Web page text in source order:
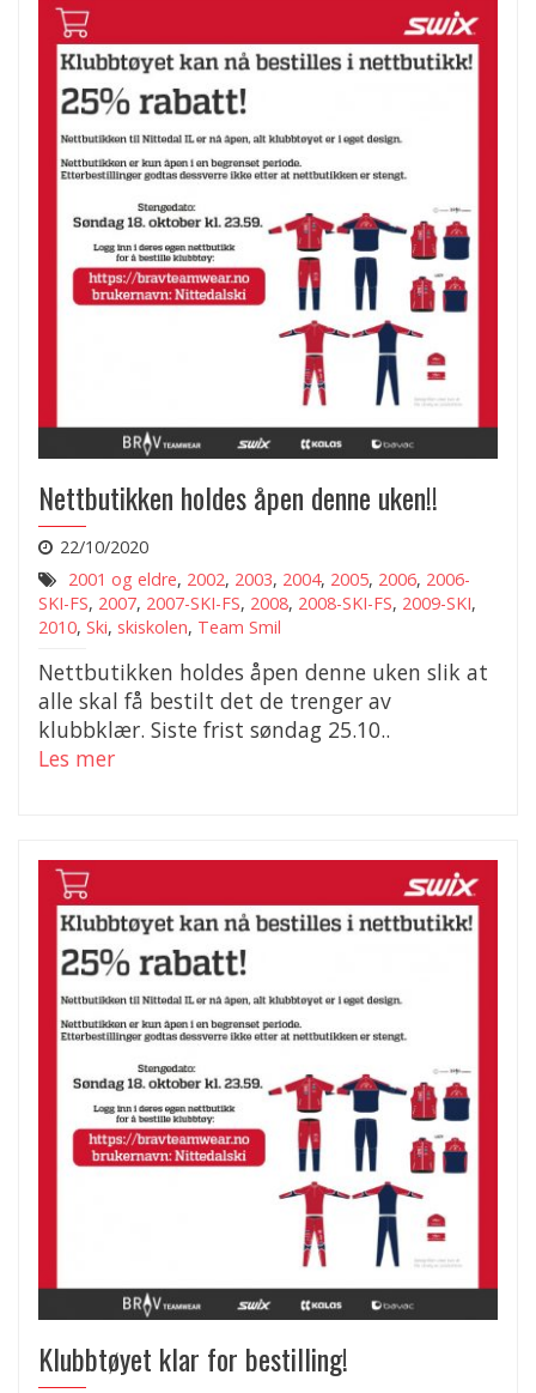
Nettbutikken holdes åpen denne uken!!
22/10/2020
2001 og eldre, 2002, 2003, 2004, 2005, 2006, 2006-
SKI-FS, 2007, 2007-SKI-FS, 2008, 2008-SKI-FS, 2009-SKI,
2010, Ski, skiskolen, Team Smil
Nettbutikken holdes åpen denne uken slik at
alle skal få bestilt det de trenger av
klubbklær. Siste frist søndag 25.10..
Les mer
Klubbtøyet klar for bestilling!